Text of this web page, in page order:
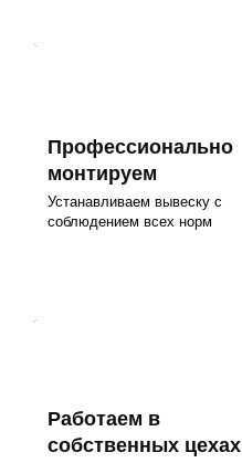
Профессионально
монтируем
Устанавливаем вывеску с
соблюдением всех норм
Работаем в
собственных цехах